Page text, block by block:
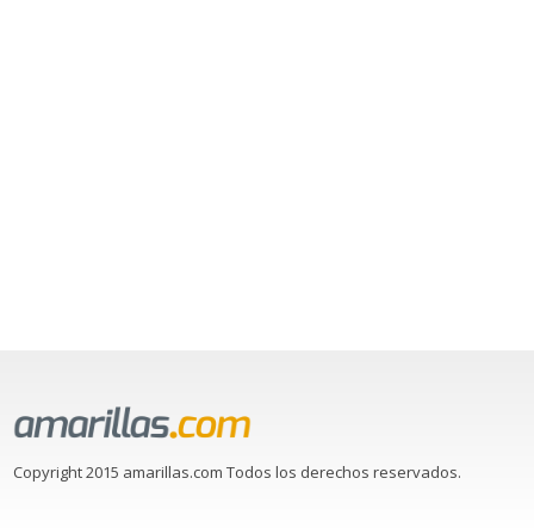
Copyright 2015 amarillas.com Todos los derechos reservados.